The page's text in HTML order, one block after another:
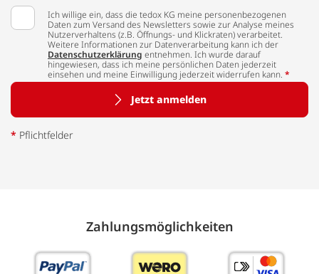
Ich willige ein, dass die tedox KG meine personenbezogenen
Daten zum Versand des Newsletters sowie zur Analyse meines
Nutzerverhaltens (z.B. Öffnungs- und Klickraten) verarbeitet.
Weitere Informationen zur Datenverarbeitung kann ich der
Datenschutzerklärung entnehmen. Ich wurde darauf
hingewiesen, dass ich meine persönlichen Daten jederzeit
einsehen und meine Einwilligung jederzeit widerrufen kann. *
Jetzt anmelden
* Pflichtfelder
Zahlungs­möglich­keiten